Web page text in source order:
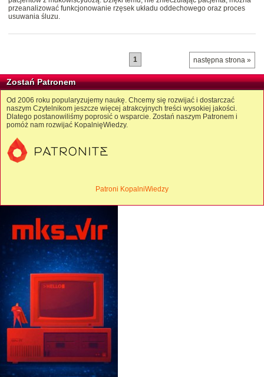
przeanalizować funkcjonowanie rzęsek układu oddechowego oraz proces
usuwania śluzu.
następna strona »
1
Zostań Patronem
Od 2006 roku popularyzujemy naukę. Chcemy się rozwijać i dostarczać
naszym Czytelnikom jeszcze więcej atrakcyjnych treści wysokiej jakości.
Dlatego postanowiliśmy poprosić o wsparcie. Zostań naszym Patronem i
pomóż nam rozwijać KopalnięWiedzy.
Patroni KopalniWiedzy